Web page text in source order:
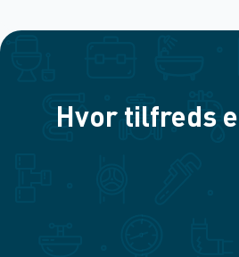
Hvor tilfreds